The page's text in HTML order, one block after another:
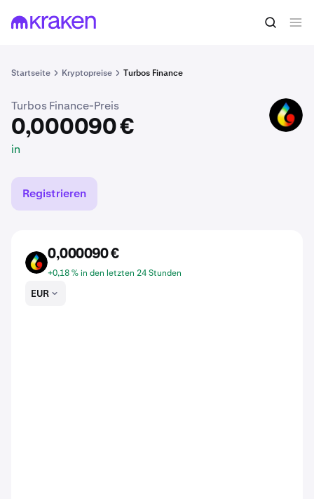
Startseite Kryptopreise Turbos Finance
0,000090 € TURBOS kaufen
Turbos Finance-Preis
0,000090 €
in
TURBOS
Registrieren
TURBOS
0,000090 €
+0,18 % in den letzten 24 Stunden
EUR